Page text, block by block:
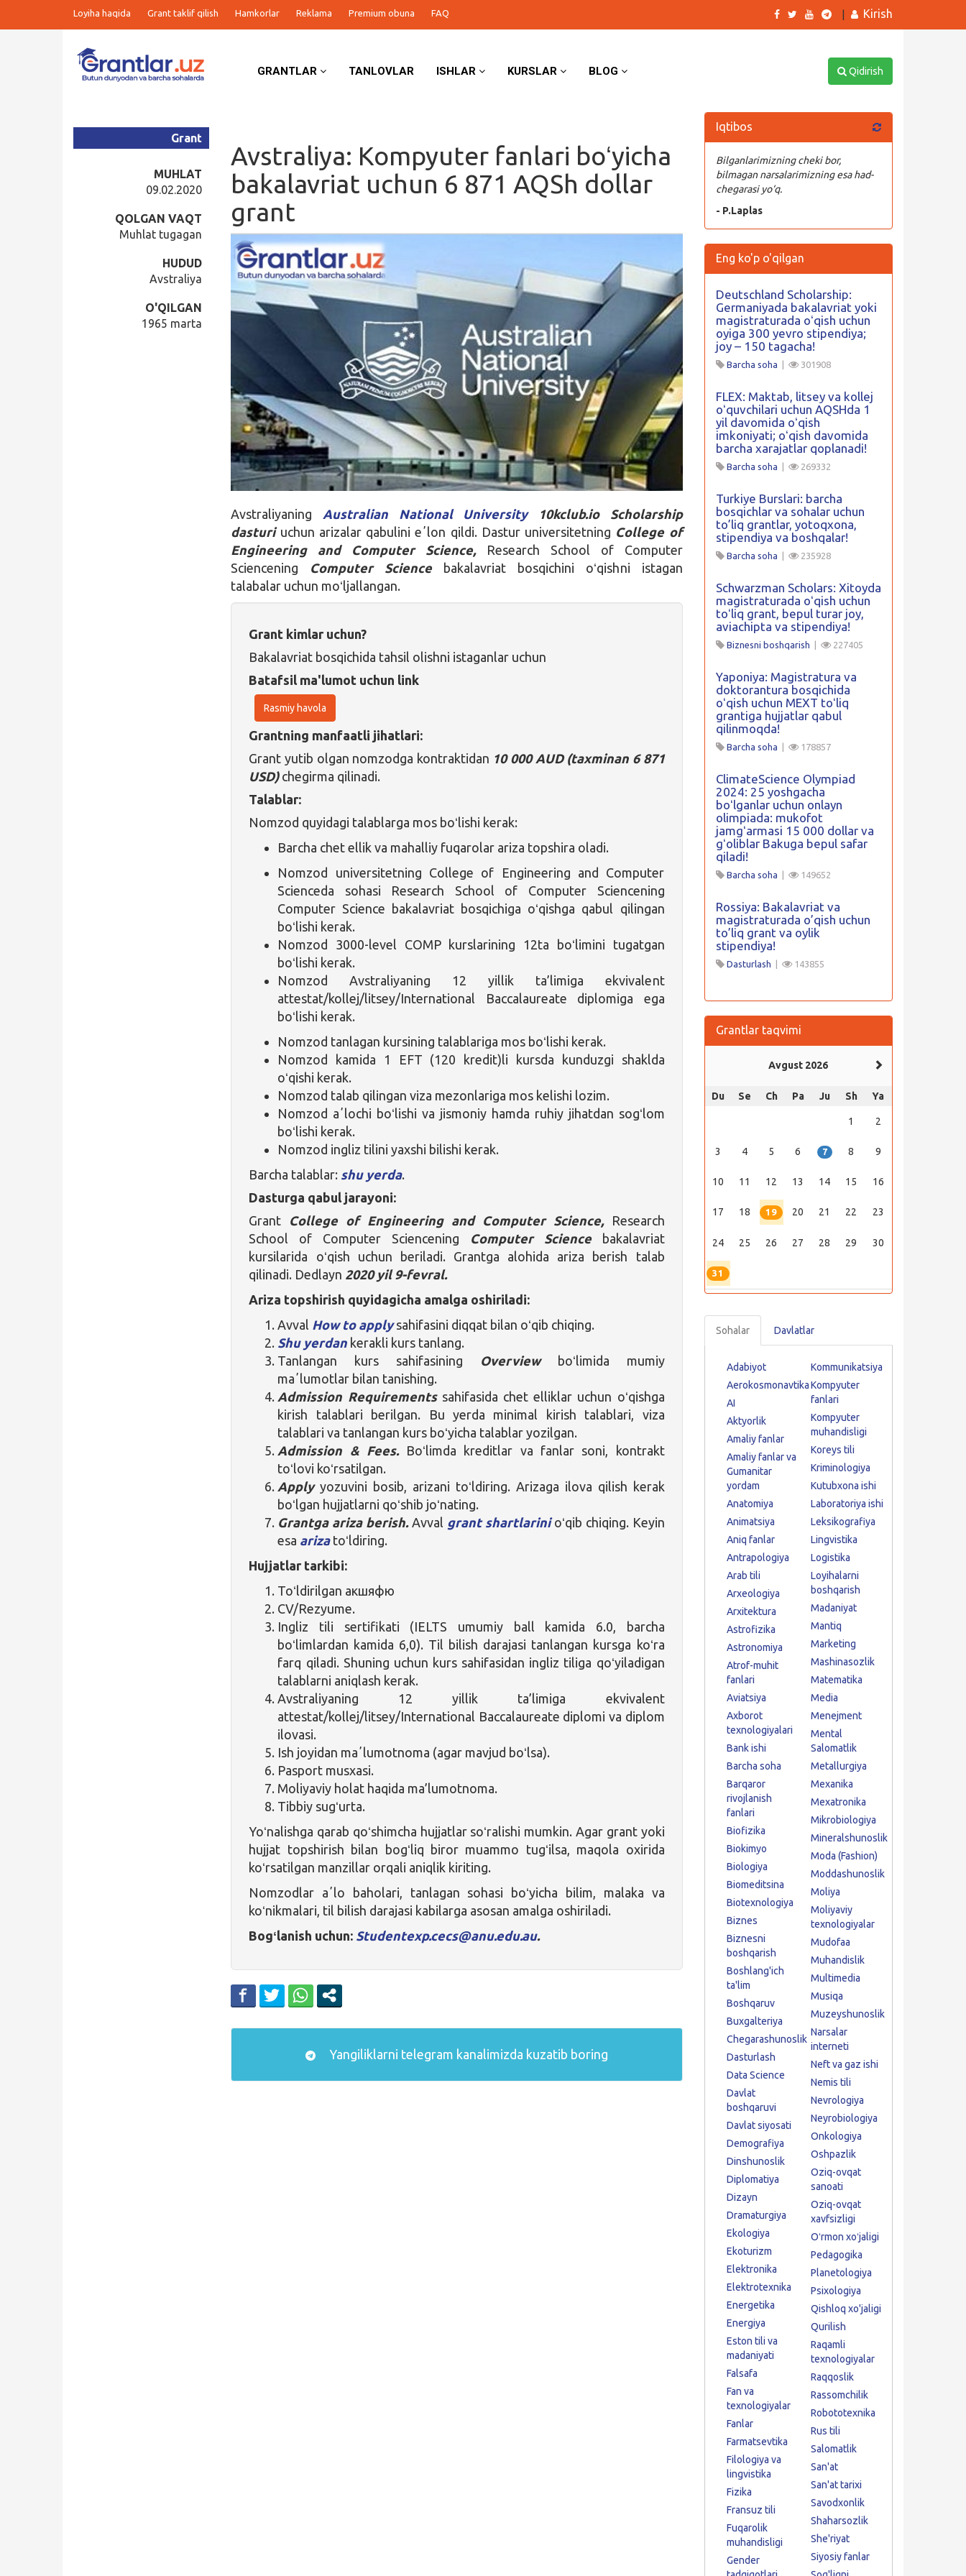
Loyiha haqida Grant taklif qilish Hamkorlar Reklama Premium obuna FAQ Kirish
GRANTLAR TANLOVLAR ISHLAR KURSLAR BLOG Qidirish
Avstraliya: Kompyuter fanlari boʻyicha
bakalavriat uchun 6 871 AQSh dollar
grant
Grant
MUHLAT
09.02.2020
QOLGAN VAQT
Muhlat tugagan
HUDUD
Avstraliya
O'QILGAN
1965 marta
Avstraliyaning Australian National University
10kclub.io Scholarship
dasturi uchun arizalar qabulini eʼlon qildi. Dastur universitetning College of
Engineering and Computer Science,Research School of Computer
Sciencening Computer Sciencebakalavriat bosqichini oʻqishni istagan
talabalar uchun moʻljallangan.
Grant kimlar uchun?
Bakalavriat bosqichida tahsil olishni istaganlar uchun
Batafsil ma'lumot uchun link
Rasmiy havola
Grantning manfaatli jihatlari:
Grant yutib olgan nomzodga kontraktidan 10 000 AUD (taxminan 6 871
USD) chegirma qilinadi.
Talablar:
Nomzod quyidagi talablarga mos boʻlishi kerak:
Barcha chet ellik va mahalliy fuqarolar ariza topshira oladi.
Nomzod universitetning College of Engineering and Computer
Scienceda sohasi Research School of Computer Sciencening
Computer Science bakalavriat bosqichiga oʻqishga qabul qilingan
boʻlishi kerak.
Nomzod 3000-level COMP kurslarining 12ta boʻlimini tugatgan
boʻlishi kerak.
Nomzod Avstraliyaning 12 yillik ta’limiga ekvivalent
attestat/kollej/litsey/International Baccalaureate diplomiga ega
boʻlishi kerak.
Nomzod tanlagan kursining talablariga mos boʻlishi kerak.
Nomzod kamida 1 EFT (120 kredit)li kursda kunduzgi shaklda
oʻqishi kerak.
Nomzod talab qilingan viza mezonlariga mos kelishi lozim.
Nomzod aʼlochi boʻlishi va jismoniy hamda ruhiy jihatdan sogʻlom
boʻlishi kerak.
Nomzod ingliz tilini yaxshi bilishi kerak.
Barcha talablar: shu yerda.
Dasturga qabul jarayoni:
Grant College of Engineering and Computer Science,Research
School of Computer Sciencening
Computer Sciencebakalavriat
kursilarida oʻqish uchun beriladi. Grantga alohida ariza berish talab
qilinadi. Dedlayn 2020 yil 9-fevral.
Ariza topshirish quyidagicha amalga oshiriladi:
Avval How to applysahifasini diqqat bilan oʻqib chiqing.
Shu yerdan kerakli kurs tanlang.
Tanlangan kurs sahifasining
Overviewboʻlimida mumiy
maʼlumotlar bilan tanishing.
Admission Requirements sahifasida chet elliklar uchun oʻqishga
kirish talablari berilgan. Bu yerda minimal kirish talablari, viza
talablari va tanlangan kurs boʻyicha talablar yozilgan.
Admission & Fees.Boʻlimda kreditlar va fanlar soni, kontrakt
toʻlovi koʻrsatilgan.
Applyyozuvini bosib, arizani toʻldiring. Arizaga ilova qilish kerak
boʻlgan hujjatlarni qoʻshib joʻnating.
Grantga ariza berish. Avval grant shartlarini oʻqib chiqing. Keyin
esa ariza toʻldiring.
Hujjatlar tarkibi:
Toʻldirilgan aкшяфю
CV/Rezyume.
Ingliz tili sertifikati (IELTS umumiy ball kamida 6.0, barcha
boʻlimlardan kamida 6,0). Til bilish darajasi tanlangan kursga koʻra
farq qiladi. Shuning uchun kurs sahifasidan ingliz tiliga qoʻyiladigan
talablarni aniqlash kerak.
Avstraliyaning 12 yillik ta’limiga ekvivalent
attestat/kollej/litsey/International Baccalaureate diplomi va diplom
ilovasi.
Ish joyidan maʼlumotnoma (agar mavjud boʻlsa).
Pasport musxasi.
Moliyaviy holat haqida ma’lumotnoma.
Tibbiy sugʻurta.
Yoʻnalishga qarab qoʻshimcha hujjatlar soʻralishi mumkin. Agar grant yoki
hujjat topshirish bilan bogʻliq biror muammo tugʻilsa, maqola oxirida
koʻrsatilgan manzillar orqali aniqlik kiriting.
Nomzodlar aʼlo baholari, tanlagan sohasi boʻyicha bilim, malaka va
koʻnikmalari, til bilish darajasi kabilarga asosan amalga oshiriladi.
Bogʻlanish uchun: Studentexp.cecs@anu.edu.au.
Yangiliklarni telegram kanalimizda kuzatib boring
Iqtibos
Bilganlarimizning cheki bor,
bilmagan narsalarimizning esa had-
chegarasi yo‘q.
- P.Laplas
Eng ko'p o'qilgan
Deutschland Scholarship:
Germaniyada bakalavriat yoki
magistraturada oʻqish uchun
oyiga 300 yevro stipendiya;
joy – 150 tagacha!
Barcha soha 301908
FLEX: Maktab, litsey va kollej
oʻquvchilari uchun AQSHda 1
yil davomida oʻqish
imkoniyati; oʻqish davomida
barcha xarajatlar qoplanadi!
Barcha soha 269332
Turkiye Burslari: barcha
bosqichlar va sohalar uchun
to’liq grantlar, yotoqxona,
stipendiya va boshqalar!
Barcha soha 235928
Schwarzman Scholars: Xitoyda
magistraturada oʻqish uchun
toʻliq grant, bepul turar joy,
aviachipta va stipendiya!
Biznesni boshqarish 227405
Yaponiya: Magistratura va
doktorantura bosqichida
oʻqish uchun MEXT toʻliq
grantiga hujjatlar qabul
qilinmoqda!
Barcha soha 178857
ClimateScience Olympiad
2024: 25 yoshgacha
boʻlganlar uchun onlayn
olimpiada: mukofot
jamgʻarmasi 15 000 dollar va
gʻoliblar Bakuga bepul safar
qiladi!
Barcha soha 149652
Rossiya: Bakalavriat va
magistraturada o’qish uchun
to’liq grant va oylik
stipendiya!
Dasturlash 143855
Grantlar taqvimi
Avgust 2026
Du Se Ch Pa Ju Sh Ya
1 2
3 4 5 6 7 8 9
10 11 12 13 14 15 16
17 18 19 20 21 22 23
24 25 26 27 28 29 30
31
Sohalar Davlatlar
Adabiyot
Aerokosmonavtika
AI
Aktyorlik
Amaliy fanlar
Amaliy fanlar va
Gumanitar
yordam
Anatomiya
Animatsiya
Aniq fanlar
Antrapologiya
Arab tili
Arxeologiya
Arxitektura
Astrofizika
Astronomiya
Atrof-muhit
fanlari
Aviatsiya
Axborot
texnologiyalari
Bank ishi
Barcha soha
Barqaror
rivojlanish
fanlari
Biofizika
Biokimyo
Biologiya
Biomeditsina
Biotexnologiya
Biznes
Biznesni
boshqarish
Boshlang'ich
ta'lim
Boshqaruv
Buxgalteriya
Chegarashunoslik
Dasturlash
Data Science
Davlat
boshqaruvi
Davlat siyosati
Demografiya
Dinshunoslik
Diplomatiya
Dizayn
Dramaturgiya
Ekologiya
Ekoturizm
Elektronika
Elektrotexnika
Energetika
Energiya
Eston tili va
madaniyati
Falsafa
Fan va
texnologiyalar
Fanlar
Farmatsevtika
Filologiya va
lingvistika
Fizika
Fransuz tili
Fuqarolik
muhandisligi
Gender
Kommunikatsiya
Kompyuter
fanlari
Kompyuter
muhandisligi
Koreys tili
Kriminologiya
Kutubxona ishi
Laboratoriya ishi
Leksikografiya
Lingvistika
Logistika
Loyihalarni
boshqarish
Madaniyat
Mantiq
Marketing
Mashinasozlik
Matematika
Media
Menejment
Mental
Salomatlik
Metallurgiya
Mexanika
Mexatronika
Mikrobiologiya
Mineralshunoslik
Moda (Fashion)
Moddashunoslik
Moliya
Moliyaviy
texnologiyalar
Mudofaa
Muhandislik
Multimedia
Musiqa
Muzeyshunoslik
Narsalar
interneti
Neft va gaz ishi
Nemis tili
Nevrologiya
Neyrobiologiya
Onkologiya
Oshpazlik
Oziq-ovqat
sanoati
Oziq-ovqat
xavfsizligi
Oʻrmon xoʻjaligi
Pedagogika
Planetologiya
Psixologiya
Qishloq xo'jaligi
Qurilish
Raqamli
texnologiyalar
Raqqoslik
Rassomchilik
Robototexnika
Rus tili
Salomatlik
San'at
San'at tarixi
Savodxonlik
Shaharsozlik
She'riyat
Siyosiy fanlar